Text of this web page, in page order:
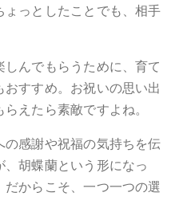
っとしたことでも、相手
んでもらうために、育て
すすめ。お祝いの思い出
えたら素敵ですよね。
感謝や祝福の気持ちを伝
胡蝶蘭という形になっ
からこそ、一つ一つの選